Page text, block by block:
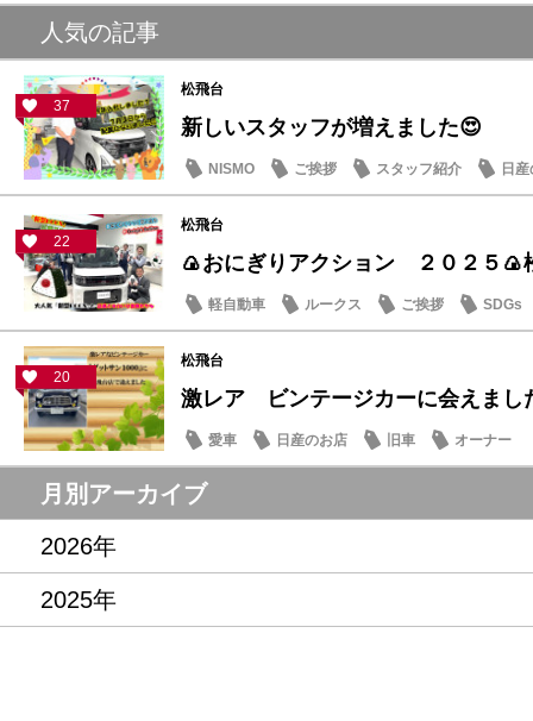
日産のお店
人気の記事
37
松飛台
新しいスタッフが増えました😍
NISMO ご挨拶 スタッフ紹介 日
22
松飛台
🍙おにぎりアクション ２０２５🍙
軽自動車 ルークス ご挨拶 SDGs
20
松飛台
激レア ビンテージカーに会えまし
愛車 日産のお店 旧車 オーナー
月別アーカイブ
2026年
2025年